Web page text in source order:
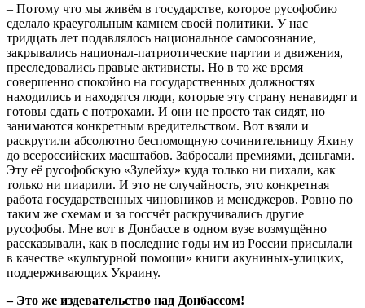
– Потому что мы живём в государстве, которое русофобию
сделало краеугольным камнем своей политики. У нас
тридцать лет подавлялось национальное самосознание,
закрывались национал-патриотические партии и движения,
преследовались правые активисты. Но в то же время
совершенно спокойно на государственных должностях
находились и находятся люди, которые эту страну ненавидят и
готовы сдать с потрохами. И они не просто так сидят, но
занимаются конкретным вредительством. Вот взяли и
раскрутили абсолютно беспомощную сочинительницу Яхину
до всероссийских масштабов. Забросали премиями, деньгами.
Эту её русофобскую «Зулейху» куда только ни пихали, как
только ни пиарили. И это не случайность, это конкретная
работа государственных чиновников и менеджеров. Ровно по
таким же схемам и за госсчёт раскручивались другие
русофобы. Мне вот в Донбассе в одном вузе возмущённо
рассказывали, как в последние годы им из России присылали
в качестве «культурной помощи» книги акуниных-улицких,
поддерживающих Украину.
– Это же издевательство над Донбассом!